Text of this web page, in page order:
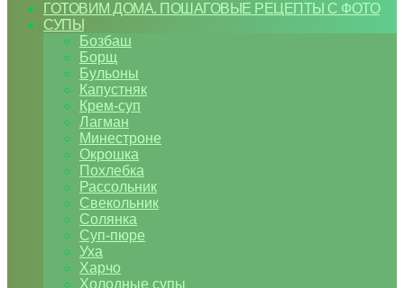
ГОТОВИМ ДОМА. ПОШАГОВЫЕ РЕЦЕПТЫ С ФОТО
СУПЫ
Бозбаш
Борщ
Бульоны
Капустняк
Крем-суп
Лагман
Минестроне
Окрошка
Похлебка
Рассольник
Свекольник
Солянка
Суп-пюре
Уха
Харчо
Холодные супы